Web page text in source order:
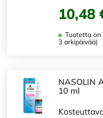
10,48
Tuotetta on
3 arkipäivää)
NASOLIN
10 ml